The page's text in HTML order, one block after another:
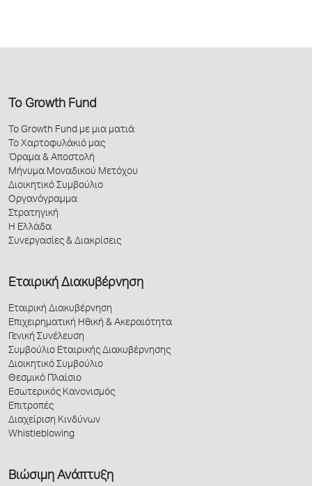
Το Growth Fund
Το Growth Fund με μια ματιά
Το Χαρτοφυλάκιό μας
Όραμα & Αποστολή
Μήνυμα Μοναδικού Μετόχου
Διοικητικό Συμβούλιο
Οργανόγραμμα
Στρατηγική
Η Ελλάδα
Συνεργασίες & Διακρίσεις
Εταιρική Διακυβέρνηση
Εταιρική Διακυβέρνηση
Επιχειρηματική Ηθική & Ακεραιότητα
Γενική Συνέλευση
Συμβούλιο Εταιρικής Διακυβέρνησης
Διοικητικό Συμβούλιο
Θεσμικό Πλαίσιο
Εσωτερικός Κανονισμός
Επιτροπές
Διαχείριση Κινδύνων
Whistleblowing
Βιώσιμη Ανάπτυξη